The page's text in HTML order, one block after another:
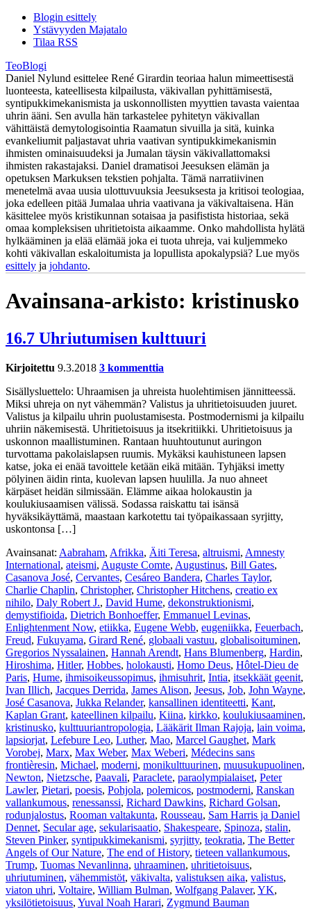
Blogin esittely
Ystävyyden Majatalo
Tilaa RSS
TeoBlogi
Daniel Nylund esittelee René Girardin teoriaa halun mimeettisestä
luonteesta, kateellisesta kilpailusta, väkivallan pyhittämisestä,
syntipukkimekanismista ja uskonnollisten myyttien tavasta vaientaa
uhrin ääni. Sen avulla hän tarkastelee pyhitetyn väkivallan
vähittäistä demytologisointia Raamatun sivuilla ja sitä, kuinka
evankeliumit paljastavat uhria vaativan syntipukkimekanismin
ihmisten ominaisuudeksi ja Jumalan täysin väkivallattomaksi
ihmisten rakastajaksi. Daniel dramatisoi Jeesuksen elämän ja
opetuksen Markuksen tekstien pohjalta. Tämä narratiivinen
menetelmä avaa uusia ulottuvuuksia Jeesuksesta ja kritisoi teologiaa,
joka edelleen pitää Jumalaa uhria vaativana ja väkivaltaisena. Hän
käsittelee myös kristikunnan sotaisaa ja pasifistista historiaa, sekä
omaa kompleksisen uhritietoista aikaamme. Onko mahdollista hylätä
hylkääminen ja elää elämää joka ei tuota uhreja, vai kuljemmeko
kohti väkivallan eskaloitumista ja lopullista apokalypsiä? Lue myös
esittely ja johdanto.
Avainsana-arkisto: kristinusko
16.7 Uhriutumisen kulttuuri
Kirjoitettu 9.3.2018 3 kommenttia
Sisällysluettelo: Uhraamisen ja uhreista huolehtimisen jännitteessä.
Miksi uhreja on nyt vähemmän? Valistus ja uhritietoisuuden juuret.
Valistus ja kilpailu uhrin puolustamisesta. Postmodernismi ja kilpailu
uhriin näkemisestä. Uhritietoisuus ja itsekritiikki. Uhritietoisuus ja
uskonnon maallistuminen. Rantaan huuhtoutunut auringon
turvottama pakolaislapsen ruumis. Mykäksi kauhistuneen lapsen
katse, joka ei enää tavoittele ketään eikä mitään. Tyhjäksi imetty
pölyinen äidin rinta, kuolevan lapsen huulilla. Ja nuo ahneet
kärpäset heidän silmissään. Elämme aikaa holokaustin ja
koulukiusaamisen välissä. Sodassa raiskattu tai isänsä
hyväksikäyttämä, maastaan karkotettu tai työpaikassaan syrjitty,
uskontonsa […]
Avainsanat: Aabraham, Afrikka, Äiti Teresa, altruismi, Amnesty
International, ateismi, Auguste Comte, Augustinus, Bill Gates,
Casanova José, Cervantes, Cesáreo Bandera, Charles Taylor,
Charlie Chaplin, Christopher, Christopher Hitchens, creatio ex
nihilo, Daly Robert J., David Hume, dekonstruktionismi,
demystifioida, Dietrich Bonhoeffer, Emmanuel Levinas,
Enlightenment Now, etiikka, Eugene Webb, eugeniikka, Feuerbach,
Freud, Fukuyama, Girard René, globaali vastuu, globalisoituminen,
Gregorios Nyssalainen, Hannah Arendt, Hans Blumenberg, Hardin,
Hiroshima, Hitler, Hobbes, holokausti, Homo Deus, Hôtel-Dieu de
Paris, Hume, ihmisoikeussopimus, ihmisuhrit, Intia, itsekkäät geenit,
Ivan Illich, Jacques Derrida, James Alison, Jeesus, Job, John Wayne,
José Casanova, Jukka Relander, kansallinen identiteetti, Kant,
Kaplan Grant, kateellinen kilpailu, Kiina, kirkko, koulukiusaaminen,
kristinusko, kulttuuriantropologia, Lääkärit Ilman Rajoja, lain voima,
lapsiorjat, Lefebure Leo, Luther, Mao, Marcel Gaughet, Mark
Vorobej, Marx, Max Weber, Max Weberi, Médecins sans
frontièresin, Michael, moderni, monikulttuurinen, muusukupuolinen,
Newton, Nietzsche, Paavali, Paraclete, paraolympialaiset, Peter
Lawler, Pietari, poesis, Pohjola, polemicos, postmoderni, Ranskan
vallankumous, renessanssi, Richard Dawkins, Richard Golsan,
rodunjalostus, Rooman valtakunta, Rousseau, Sam Harris ja Daniel
Dennet, Secular age, sekularisaatio, Shakespeare, Spinoza, stalin,
Steven Pinker, syntipukkimekanismi, syrjitty, teokratia, The Better
Angels of Our Nature, The end of History, tieteen vallankumous,
Trump, Tuomas Nevanlinna, uhraaminen, uhritietoisuus,
uhriutuminen, vähemmistöt, väkivalta, valistuksen aika, valistus,
viaton uhri, Voltaire, William Bulman, Wolfgang Palaver, YK,
yksilötietoisuus, Yuval Noah Harari, Zygmund Bauman